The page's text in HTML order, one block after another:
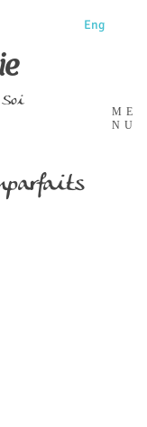
ME
NU
Eng